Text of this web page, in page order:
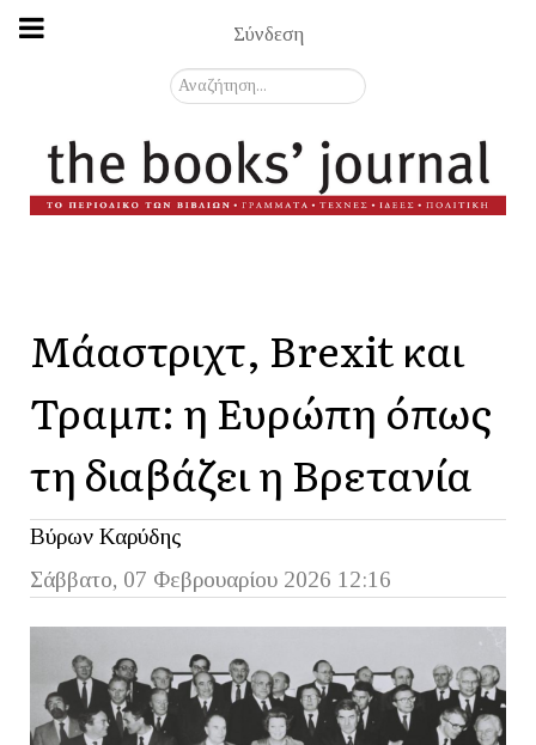
Σύνδεση
Αναζήτηση...
Μάαστριχτ, Brexit και
Τραμπ: η Ευρώπη όπως
τη διαβάζει η Βρετανία
Βύρων Καρύδης
Σάββατο, 07 Φεβρουαρίου 2026 12:16